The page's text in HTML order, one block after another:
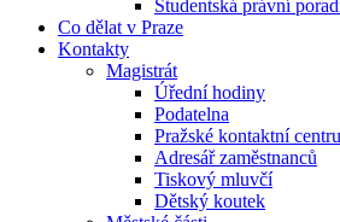
Studentská právní
Co dělat v Praze
Kontakty
Magistrát
Úřední hodiny
Podatelna
Pražské kontaktní
Adresář zaměstnanců
Tiskový mluvčí
Dětský koutek